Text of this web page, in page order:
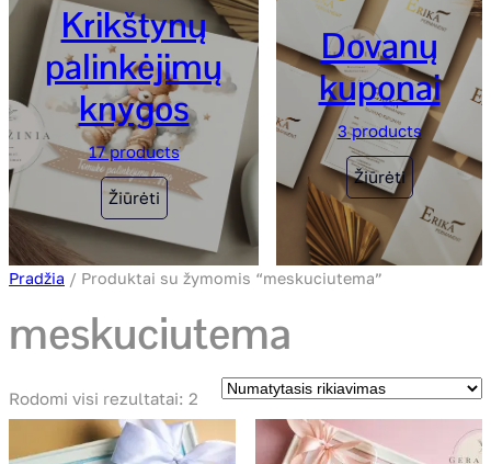
Krikštynų
palinkėjimų
knygos
17 products
Žiūrėti
Dovanų
kuponai
3 products
Žiūrėti
Pradžia / Produktai su žymomis “meskuciutema”
meskuciutema
Rodomi visi rezultatai: 2